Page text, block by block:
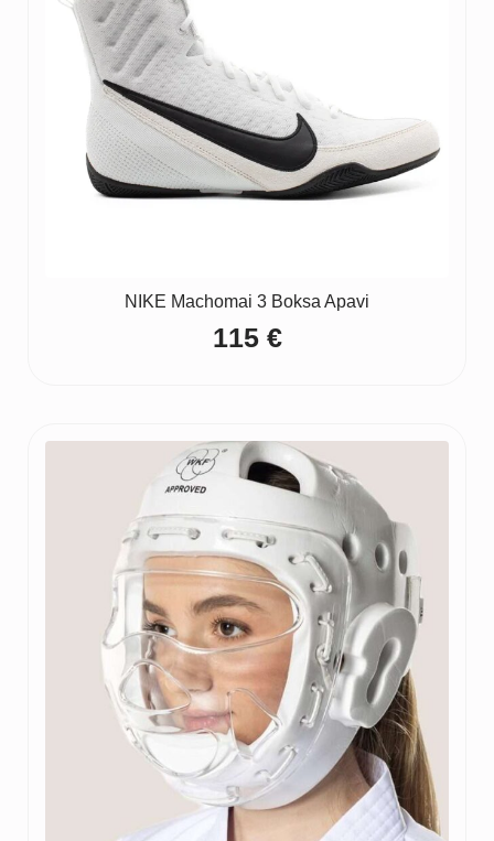
NIKE Machomai 3 Boksa Apavi
115 €